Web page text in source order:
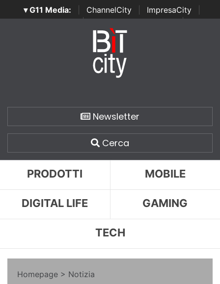
▾ G11 Media: ChannelCity ImpresaCity
SecurityOpenLab | Italian Channel Awards | Italian
Italian Security Awards
Newsletter
Cerca
PRODOTTI MOBILE
DIGITAL LIFE GAMING
TECH
Homepage > Notizia